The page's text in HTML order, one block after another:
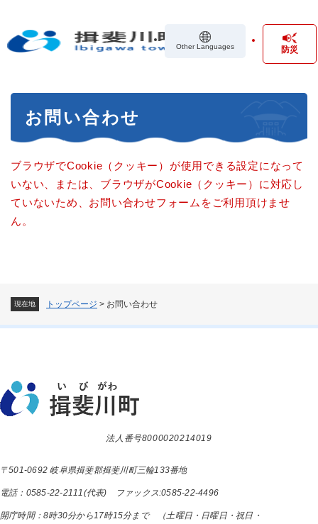
の
Other Languages 防災
現在地 トップページ > お問い合わせ
お問い合わせ
ブラウザでCookie（クッキー）が使用できる設定になって
いない、または、ブラウザがCookie（クッキー）に対応し
ていないため、お問い合わせフォームをご利用頂けませ
ん。
法人番号8000020214019
〒501-0692 岐阜県揖斐郡揖斐川町三輪133番地
電話：0585-22-2111(代表) ファックス:0585-22-4496
開庁時間：8時30分から17時15分まで （土曜日・日曜日・祝日・